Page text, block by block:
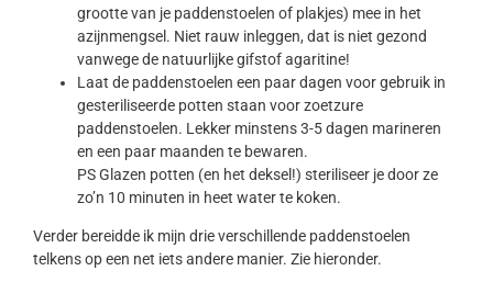
grootte van je paddenstoelen of plakjes) mee in het
azijnmengsel. Niet rauw inleggen, dat is niet gezond
vanwege de natuurlijke gifstof agaritine!
Laat de paddenstoelen een paar dagen voor gebruik in
gesteriliseerde potten staan voor zoetzure
paddenstoelen. Lekker minstens 3-5 dagen marineren
en een paar maanden te bewaren.
PS Glazen potten (en het deksel!) steriliseer je door ze
zo’n 10 minuten in heet water te koken.
Verder bereidde ik mijn drie verschillende paddenstoelen
telkens op een net iets andere manier. Zie hieronder.